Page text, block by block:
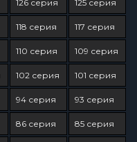
126 серия 125 серия
118 серия 117 серия
110 серия 109 серия
102 серия 101 серия
94 серия 93 серия
86 серия 85 серия